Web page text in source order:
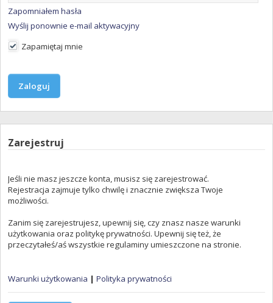
Zapomniałem hasła
Wyślij ponownie e-mail aktywacyjny
Zapamiętaj mnie
Zarejestruj
Jeśli nie masz jeszcze konta, musisz się zarejestrować.
Rejestracja zajmuje tylko chwilę i znacznie zwiększa Twoje
możliwości.
Zanim się zarejestrujesz, upewnij się, czy znasz nasze warunki
użytkowania oraz politykę prywatności. Upewnij się też, że
przeczytałeś/aś wszystkie regulaminy umieszczone na stronie.
Warunki użytkowania | Polityka prywatności